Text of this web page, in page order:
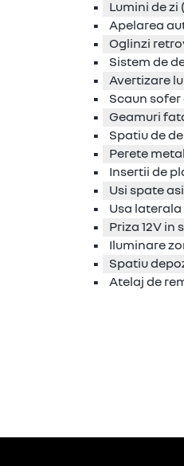
Lumini de zi
Apelarea
Oglinzi
Sistem de
Avertizare
Scaun
Geamuri
Spatiu de
Perete
Insertii de
Usi spate
Usa
Priza 12V in
Iluminare
Spatiu
Atelaj de